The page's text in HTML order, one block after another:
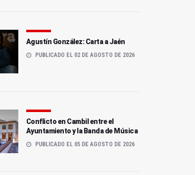
Agustín González: Carta a Jaén
PUBLICADO EL 02 DE AGOSTO DE 2026
Conflicto en Cambil entre el
Ayuntamiento y la Banda de Música
PUBLICADO EL 05 DE AGOSTO DE 2026